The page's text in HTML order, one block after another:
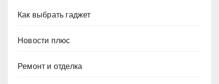
Как выбрать гаджет
Новости плюс
Ремонт и отделка